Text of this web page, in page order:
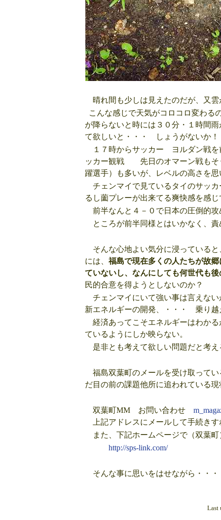
晴れ間も少しは見えたのだが、又
こんな感じで天気がコロコロ変わる
が降らないと時には３０分・１時間
て欲しいと・・・ しょうがないか！
１７時からサッカー ヨルダン戦を
ッカー観戦 先日のオマーン戦もそ
躍選手）も多いが、レベルの高さを
チェンマイで見ているタイのサッ
るし薗プレーが出来てる爽快感を感
前半なんと４－０で日本の圧倒的攻
ところが前半同様とはいかなく、
そんな心地よい気分に浸っている
には、福島で現在多くの人たちが故
ていないし、なんにしても何世代も
民的合意を得ようとしないのか？
チェンマイにいて強い事は言えな
新エネルギーの開発、・・・ 乗り越
経済あってこそエネルギーはわか
ているようにしか映らない。
是非とも考えて欲しい問題だと考
福島双葉町のメールを受け取って
だ目の前の課題他所に追われている
双葉町MM お問い合わせ
上記アドレスにメールして手続き
また、下記ホームページで（双葉町
http://sps-link.com/
そんな事に思いをはせながら・・
Last